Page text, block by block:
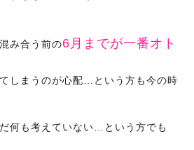
み合う前の6月までが一番オト
しまうのが心配…という方も今の時
何も考えていない…という方でも